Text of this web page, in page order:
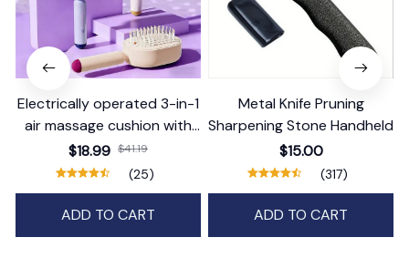
Electrically operated 3-in-1
air massage cushion with
self-cleaning steam
function
$18.99 $41.19
(25)
ADD TO CART
Metal Knife Pruning
Sharpening Stone Handheld
$15.00
(317)
ADD TO CART